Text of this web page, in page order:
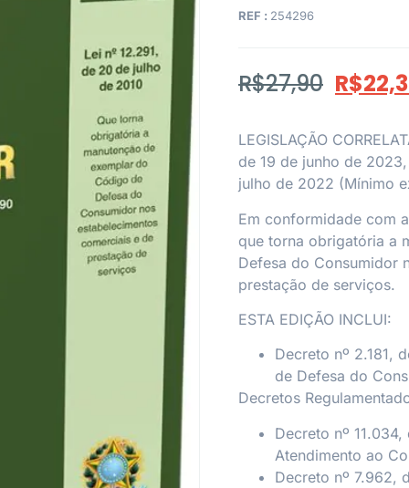
REF : 254296
R$27,90 R$
LEGISLAÇÃO
de 19 de junho de
julho de 2022 (Mínimo
Em conformidade com
que torna obrigatória a
Defesa do Consumidor
prestação de serviços.
ESTA EDIÇÃO INCLUI:
Decreto nº 2.181,
de Defesa do
Decretos
Decreto nº
Atendimento ao
Decreto nº 7.962,